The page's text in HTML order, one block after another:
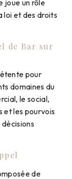
joue un rôle
loi et des droits
de Bar sur
pour
domaines du
le social,
et les pourvois
de